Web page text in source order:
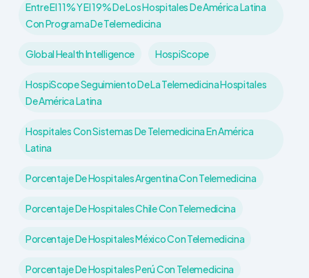
Entre El 11% Y El 19% De Los Hospitales De América Latina
Con Programa De Telemedicina
Global Health Intelligence HospiScope
HospiScope Seguimiento De La Telemedicina Hospitales
De América Latina
Hospitales Con Sistemas De Telemedicina En América
Latina
Porcentaje De Hospitales Argentina Con Telemedicina
Porcentaje De Hospitales Chile Con Telemedicina
Porcentaje De Hospitales México Con Telemedicina
Porcentaje De Hospitales Perú Con Telemedicina